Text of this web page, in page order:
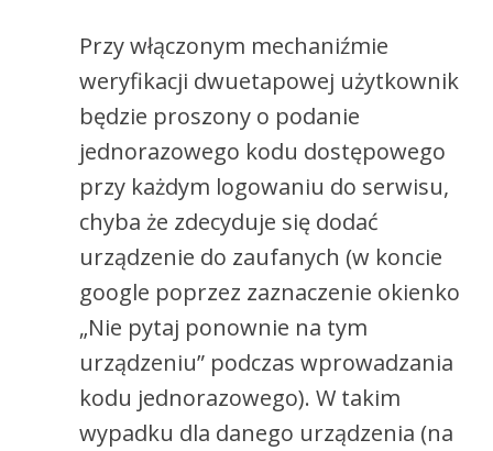
Przy włączonym mechaniźmie
weryfikacji dwuetapowej użytkownik
będzie proszony o podanie
jednorazowego kodu dostępowego
przy każdym logowaniu do serwisu,
chyba że zdecyduje się dodać
urządzenie do zaufanych (w koncie
google poprzez zaznaczenie okienko
„Nie pytaj ponownie na tym
urządzeniu” podczas wprowadzania
kodu jednorazowego). W takim
wypadku dla danego urządzenia (na